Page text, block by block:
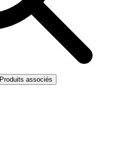
Produits associés